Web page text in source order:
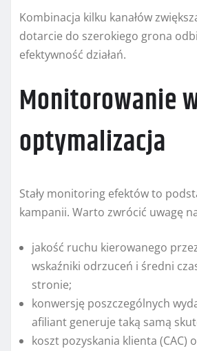
Kombinacja kilku kanałów
dotarcie do szerokiego grona
efektywność działań.
Monitorowanie
optymalizacja
Stały monitoring efektów to
kampanii. Warto zwrócić uwagę
jakość ruchu kierowanego
wskaźniki odrzuceń i średni
stronie;
konwersję poszczególnych
afiliant generuje taką samą
koszt pozyskania klienta (CAC)